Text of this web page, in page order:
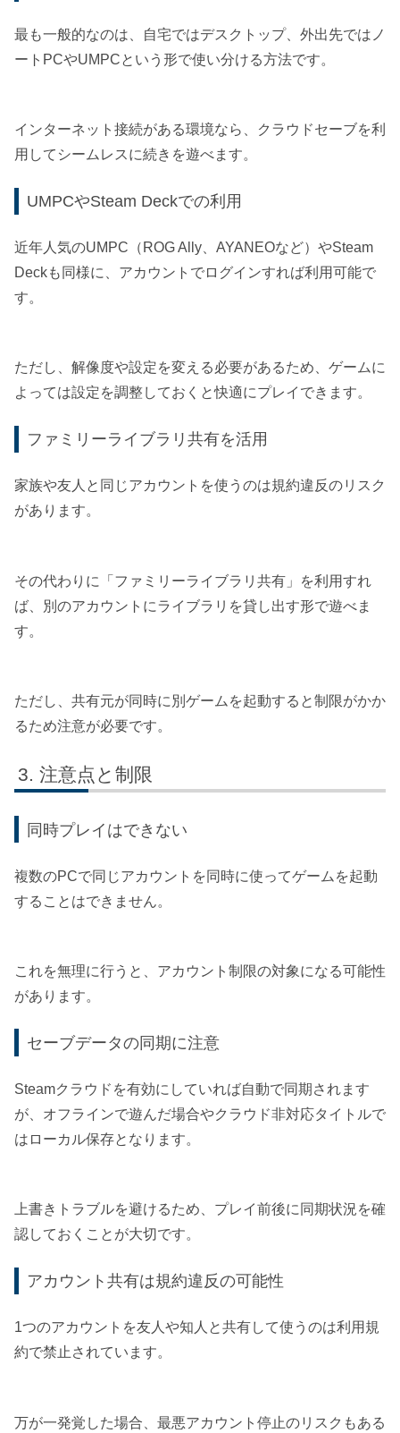
最も一般的なのは、自宅ではデスクトップ、外出先ではノ
ートPCやUMPCという形で使い分ける方法です。
インターネット接続がある環境なら、クラウドセーブを利
用してシームレスに続きを遊べます。
UMPCやSteam Deckでの利用
近年人気のUMPC（ROG Ally、AYANEOなど）やSteam
Deckも同様に、アカウントでログインすれば利用可能で
す。
ただし、解像度や設定を変える必要があるため、ゲームに
よっては設定を調整しておくと快適にプレイできます。
ファミリーライブラリ共有を活用
家族や友人と同じアカウントを使うのは規約違反のリスク
があります。
その代わりに「ファミリーライブラリ共有」を利用すれ
ば、別のアカウントにライブラリを貸し出す形で遊べま
す。
ただし、共有元が同時に別ゲームを起動すると制限がかか
るため注意が必要です。
注意点と制限
同時プレイはできない
複数のPCで同じアカウントを同時に使ってゲームを起動
することはできません。
これを無理に行うと、アカウント制限の対象になる可能性
があります。
セーブデータの同期に注意
Steamクラウドを有効にしていれば自動で同期されます
が、オフラインで遊んだ場合やクラウド非対応タイトルで
はローカル保存となります。
上書きトラブルを避けるため、プレイ前後に同期状況を確
認しておくことが大切です。
アカウント共有は規約違反の可能性
1つのアカウントを友人や知人と共有して使うのは利用規
約で禁止されています。
万が一発覚した場合、最悪アカウント停止のリスクもある